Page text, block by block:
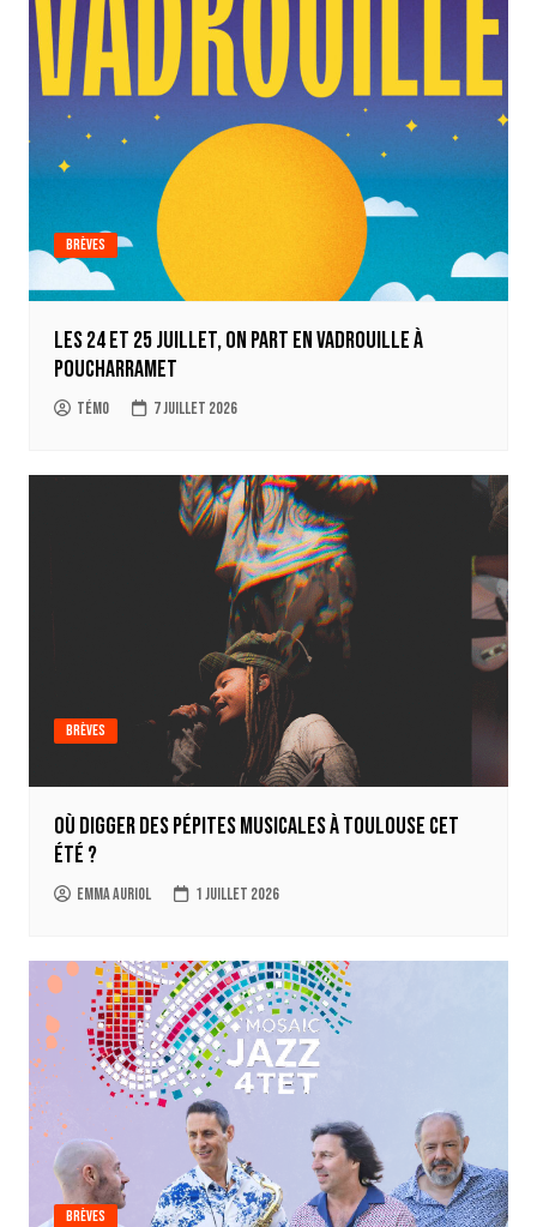
Brèves
Les 24 et 25 juillet, on part en Vadrouille à
Poucharramet
Témo 7 juillet 2026
Brèves
Où digger des pépites musicales à Toulouse cet
été ?
Emma Auriol 1 juillet 2026
Brèves